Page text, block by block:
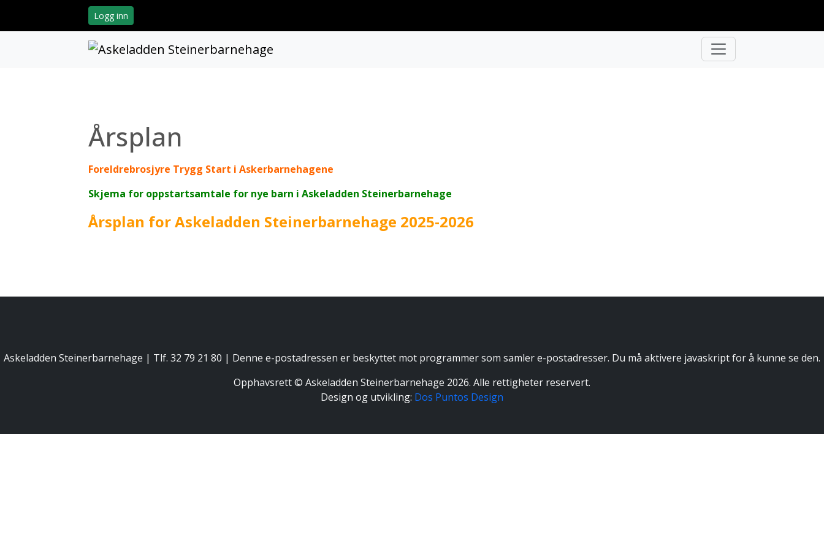
Logg inn
Årsplan
Foreldrebrosjyre Trygg Start i Askerbarnehagene
Skjema for oppstartsamtale for nye barn i Askeladden Steinerbarnehage
Årsplan for Askeladden Steinerbarnehage 2025-2026
Askeladden Steinerbarnehage | Tlf. 32 79 21 80 | Denne e-postadressen er beskyttet mot programmer som samler e-postadresser. Du må aktivere javaskript for å kunne se den.
Opphavsrett © Askeladden Steinerbarnehage 2026. Alle rettigheter reservert.
Design og utvikling: Dos Puntos Design